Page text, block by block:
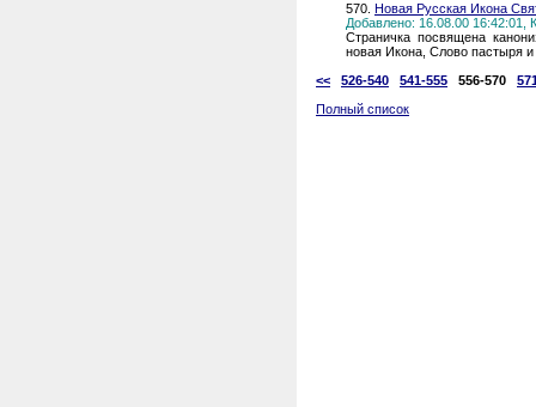
570. Новая Русская Икона
Добавлено: 16.08.00 16:42:01,
Страничка посвящена
новая Икона, Слово пастыря
<<
526-540 541-555 556-570
Полный список